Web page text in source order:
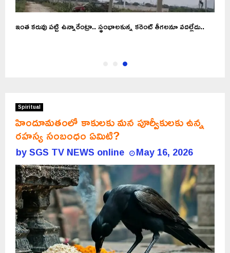
ఇంత కరువు పట్టి ఉన్నారేంట్రా.. స్థంభాలకున్న కరెంట్ తీగలనూ వదల్లేదు..
Spiritual
హిందూమతంలో కాకులకు మన పూర్వీకులకు ఉన్న
రహస్య సంబంధం ఏమిటి?
bySGS TV NEWS online May 16, 2026